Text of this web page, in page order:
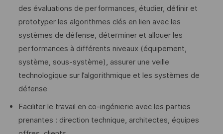
des évaluations de performances, étudier, définir et
prototyper les algorithmes clés en lien avec les
systèmes de défense, déterminer et allouer les
performances à différents niveaux (équipement,
système, sous-système), assurer une veille
technologique sur l’algorithmique et les systèmes de
défense
Faciliter le travail en co-ingénierie avec les parties
prenantes : direction technique, architectes, équipes